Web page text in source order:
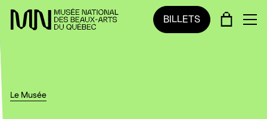
Sauter au menu principal
Sauter au contenu principal
Sauter au pied de page
BILLETS PANIER
Le Musée